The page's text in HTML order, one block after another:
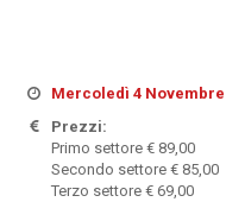
Mercoledì 4 Novembre
Prezzi:
Primo settore € 89,00
Secondo settore € 85,00
Terzo settore € 69,00